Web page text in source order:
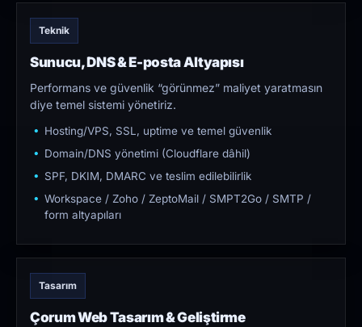
Teknik
Sunucu, DNS & E-posta Altyapısı
Performans ve güvenlik “görünmez” maliyet yaratmasın
diye temel sistemi yönetiriz.
Hosting/VPS, SSL, uptime ve temel güvenlik
Domain/DNS yönetimi (Cloudflare dâhil)
SPF, DKIM, DMARC ve teslim edilebilirlik
Workspace / Zoho / ZeptoMail / SMPT2Go / SMTP /
form altyapıları
Tasarım
Çorum Web Tasarım & Geliştirme